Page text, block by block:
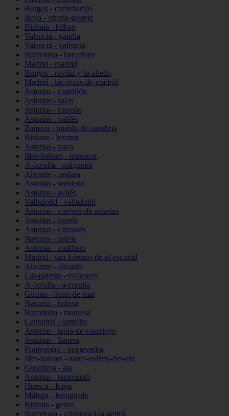
Burgos - cardeñadijo
álava - vitoria-gasteiz
Bizkaia - bilbao
Valencia - gandia
Valencia - valencia
Barcelona - barcelona
Madrid - madrid
Burgos - revilla-y-la-ahedo
Madrid - las-rozas-de-madrid
Asturias - castrillón
Asturias - salas
Asturias - carreño
Asturias - valdés
Zamora - puebla-de-sanabria
Bizkaia - lezama
Asturias - nava
Illes-balears - manacor
A-coruña - ortigueira
Alicante - ondara
Asturias - somiedo
Asturias - avilés
Valladolid - valladolid
Asturias - corvera-de-asturias
Asturias - quirós
Asturias - cabranes
Navarra - tudela
Asturias - cudillero
Madrid - san-lorenzo-de-el-escorial
Alicante - alicante
Las-palmas - valleseco
A-coruña - a-coruña
Girona - lloret-de-mar
Navarra - lodosa
Barcelona - manresa
Cantabria - santoña
Asturias - tapia-de-casariego
Asturias - llanera
Pontevedra - pontevedra
Illes-balears - santa-eulària-des-riu
Gipuzkoa - aia
Asturias - taramundi
Huesca - fraga
Málaga - fuengirola
Bizkaia - getxo
Barcelona - vilanova-i-la-geltrú